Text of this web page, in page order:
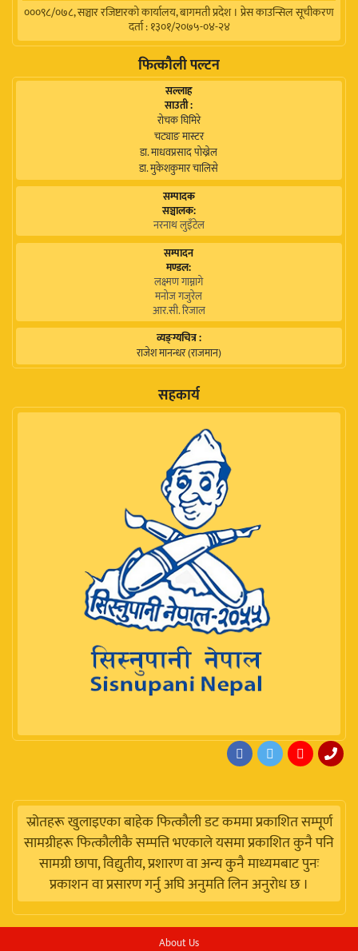
०००९८/०७८, सञ्चार रजिष्टारको कार्यालय, बागमती प्रदेश । प्रेस काउन्सिल सूचीकरण
दर्ता : १३०१/२०७५-०४-२४
फित्कौली पल्टन
सल्लाह
साउती :
रोचक घिमिरे
चट्याङ मास्टर
डा. माधवप्रसाद पोख्रेल
डा. मुकेशकुमार चालिसे
सम्पादक
सञ्चालक:
नरनाथ लुइँटेल
सम्पादन
मण्डल:
लक्ष्मण गाम्नागे
मनोज गजुरेल
आर.सी. रिजाल
व्यङ्ग्यचित्र :
राजेश मानन्धर (राजमान)
सहकार्य
स्रोतहरू खुलाइएका बाहेक फित्कौली डट कममा प्रकाशित सम्पूर्ण
सामग्रीहरू फित्कौलीकै सम्पत्ति भएकाले यसमा प्रकाशित कुनै पनि
सामग्री छापा, विद्युतीय, प्रशारण वा अन्य कुनै माध्यमबाट पुनः
प्रकाशन वा प्रसारण गर्नु अघि अनुमति लिन अनुरोध छ ।
About Us